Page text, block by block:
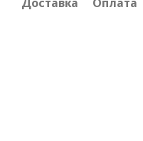
Доставка Оплата